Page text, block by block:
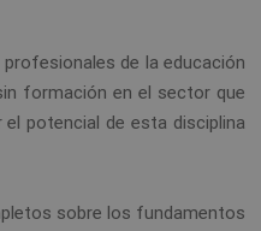
de la educación
formación en el sector que
potencial de esta disciplina
sobre los fundamentos